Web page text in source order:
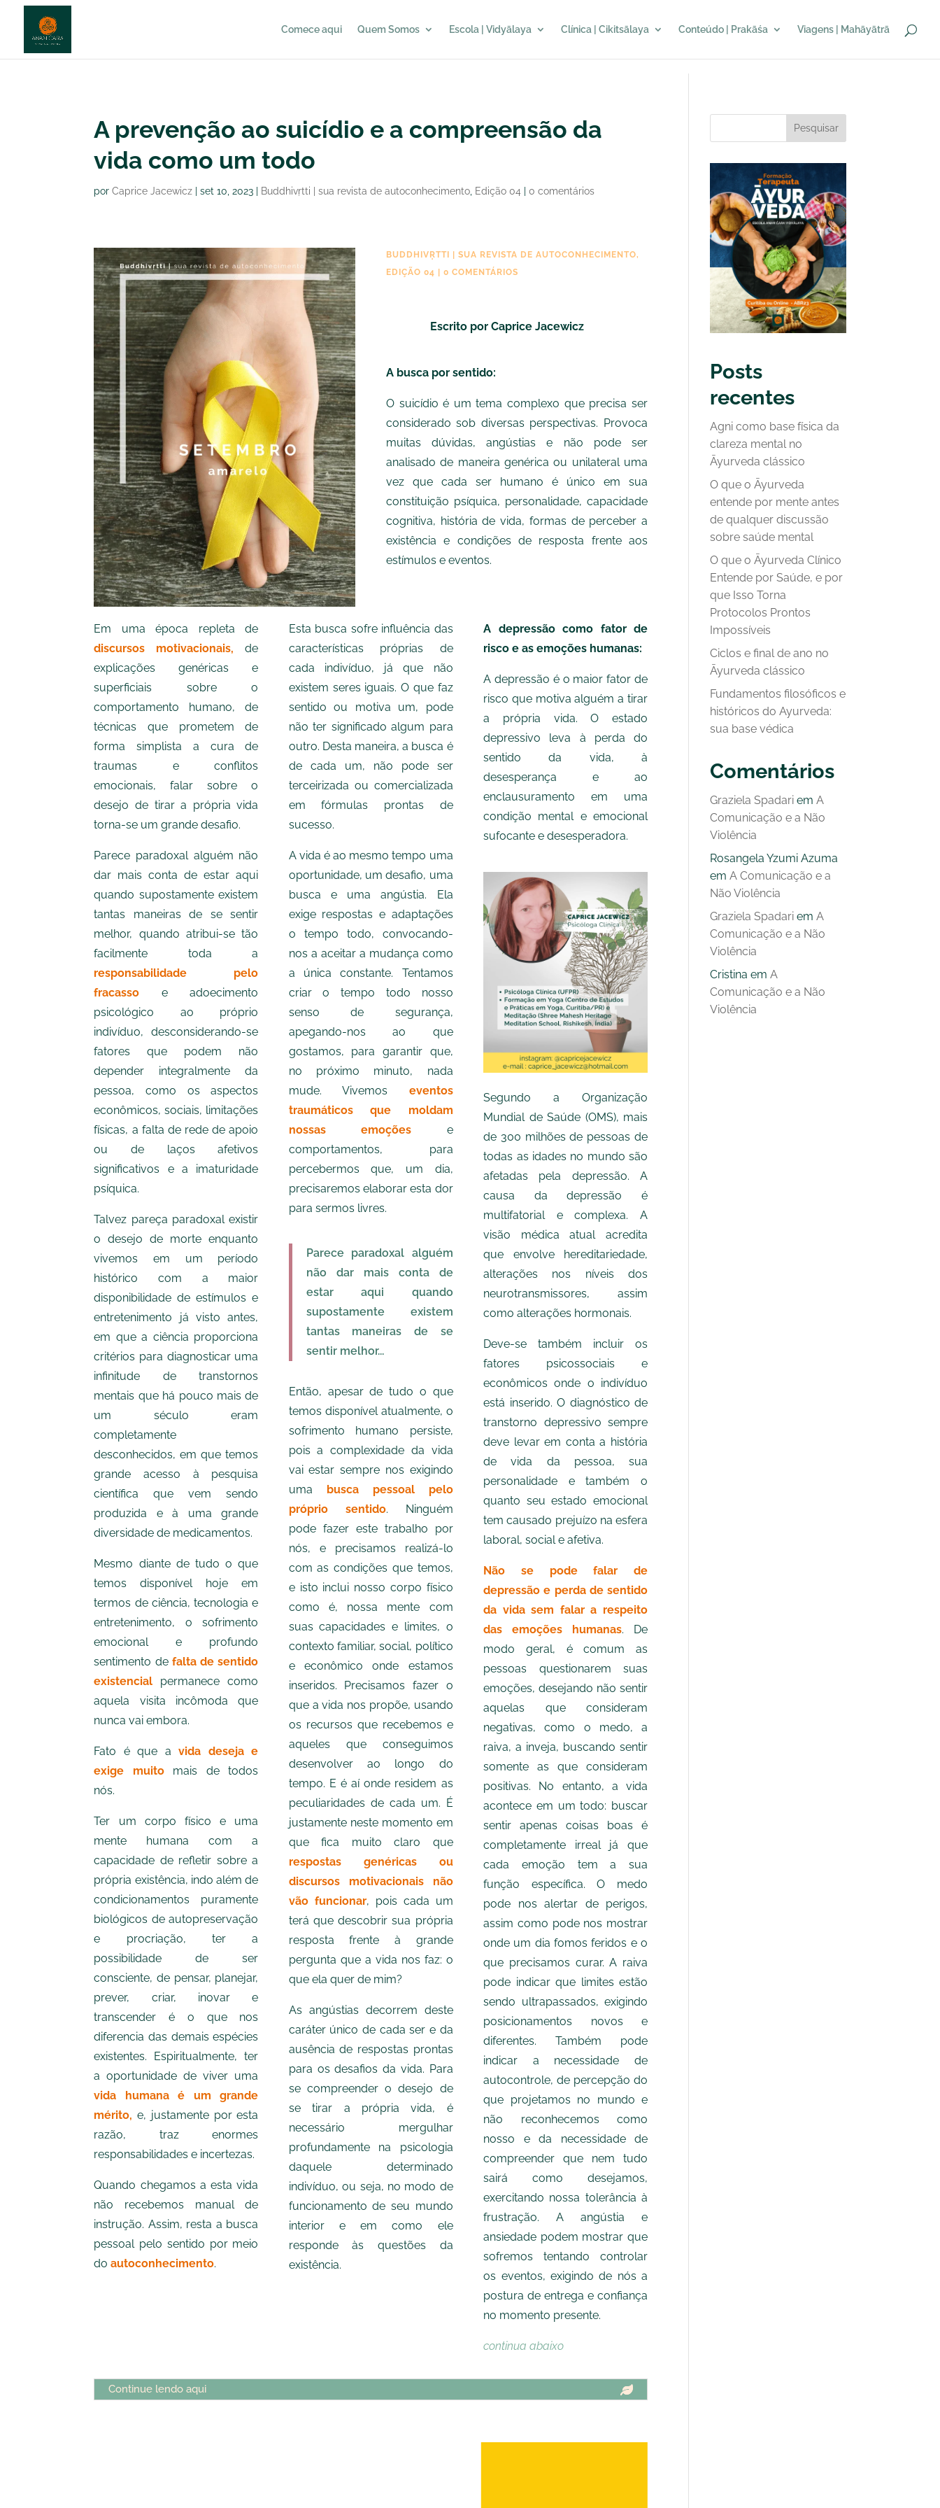
http://anamcara.com.br
Comece aqui Quem Somos Escola | Vidyālaya Clínica | Cikitsālaya Conteúdo | Prakāśa Viagens | Mahāyātrā
A prevenção ao suicídio e a compreensão da
vida como um todo
porCaprice Jacewicz |set 10, 2023 Buddhivṛtti | sua revista de autoconhecimento Edição 04 |0 comentários
BUDDHIVṚTTI | SUA REVISTA DE AUTOCONHECIMENTO,
EDIÇÃO 04
0 COMENTÁRIOS
Escrito por Caprice Jacewicz
A busca por sentido:
O suicídio é um tema complexo que precisa ser
considerado sob diversas perspectivas. Provoca
muitas dúvidas, angústias e não pode ser
analisado de maneira genérica ou unilateral uma
vez que cada ser humano é único em sua
constituição psíquica, personalidade, capacidade
cognitiva, história de vida, formas de perceber a
existência e condições de resposta frente aos
estímulos e eventos.
Em uma época repleta de
discursos motivacionais, de
explicações genéricas e
superficiais sobre o
comportamento humano, de
técnicas que prometem de
forma simplista a cura de
traumas e conflitos
emocionais, falar sobre o
desejo de tirar a própria vida
torna-se um grande desafio.
Parece paradoxal alguém não
dar mais conta de estar aqui
quando supostamente existem
tantas maneiras de se sentir
melhor, quando atribui-se tão
facilmente toda a
responsabilidade pelo
fracasso
e adoecimento
psicológico ao próprio
indivíduo, desconsiderando-se
fatores que podem não
depender integralmente da
pessoa, como os aspectos
econômicos, sociais, limitações
físicas, a falta de rede de apoio
ou de laços afetivos
significativos e a imaturidade
psíquica.
Talvez pareça paradoxal existir
o desejo de morte enquanto
vivemos em um período
histórico com a maior
disponibilidade de estímulos e
entretenimento já visto antes,
em que a ciência proporciona
critérios para diagnosticar uma
infinitude de transtornos
mentais que há pouco mais de
um século eram
completamente
desconhecidos, em que temos
grande acesso à pesquisa
científica que vem sendo
produzida e à uma grande
diversidade de medicamentos.
Mesmo diante de tudo o que
temos disponível hoje em
termos de ciência, tecnologia e
entretenimento, o sofrimento
emocional e profundo
sentimento de falta de sentido
existencial permanece como
aquela visita incômoda que
nunca vai embora.
Fato é que avida deseja e
exige muitomais de todos
nós.
Ter um corpo físico e uma
mente humana com a
capacidade de refletir sobre a
própria existência, indo além de
condicionamentos puramente
biológicos de autopreservação
e procriação, ter a
possibilidade de ser
consciente, de pensar, planejar,
prever, criar, inovar e
transcender é o que nos
diferencia das demais espécies
existentes. Espiritualmente, ter
a oportunidade de viver uma
vida humana é um grande
mérito, e, justamente por esta
razão, traz enormes
responsabilidades e incertezas.
Quando chegamos a esta vida
não recebemos manual de
instrução. Assim, resta a busca
pessoal pelo sentido por meio
doautoconhecimento.
Esta busca sofre influência das
características próprias de
cada indivíduo, já que não
existem seres iguais. O que faz
sentido ou motiva um, pode
não ter significado algum para
outro. Desta maneira, a busca é
de cada um, não pode ser
terceirizada ou comercializada
em fórmulas prontas de
sucesso.
A vida é ao mesmo tempo uma
oportunidade, um desafio, uma
busca e uma angústia. Ela
exige respostas e adaptações
o tempo todo, convocando-
nos a aceitar a mudança como
a única constante. Tentamos
criar o tempo todo nosso
senso de segurança,
apegando-nos ao que
gostamos, para garantir que,
no próximo minuto, nada
mude. Vivemos eventos
traumáticos que moldam
nossas emoções e
comportamentos, para
percebermos que, um dia,
precisaremos elaborar esta dor
para sermos livres.
Parece paradoxal alguém
não dar mais conta de
estar aqui quando
supostamente existem
tantas maneiras de se
sentir melhor...
Então, apesar de tudo o que
temos disponível atualmente, o
sofrimento humano persiste,
pois a complexidade da vida
vai estar sempre nos exigindo
uma busca pessoal pelo
próprio sentido. Ninguém
pode fazer este trabalho por
nós, e precisamos realizá-lo
com as condições que temos,
e isto inclui nosso corpo físico
como é, nossa mente com
suas capacidades e limites, o
contexto familiar, social, político
e econômico onde estamos
inseridos. Precisamos fazer o
que a vida nos propõe, usando
os recursos que recebemos e
aqueles que conseguimos
desenvolver ao longo do
tempo. E é aí onde residem as
peculiaridades de cada um. É
justamente neste momento em
que fica muito claro que
respostas genéricas ou
discursos motivacionais não
vão funcionar, pois cada um
terá que descobrir sua própria
resposta frente à grande
pergunta que a vida nos faz: o
que ela quer de mim?
As angústias decorrem deste
caráter único de cada ser e da
ausência de respostas prontas
para os desafios da vida. Para
se compreender o desejo de
se tirar a própria vida, é
necessário mergulhar
profundamente na psicologia
daquele determinado
indivíduo, ou seja, no modo de
funcionamento de seu mundo
interior e em como ele
responde às questões da
existência.
A depressão como fator de
risco e as emoções humanas:
A depressão é o maior fator de
risco que motiva alguém a tirar
a própria vida. O estado
depressivo leva à perda do
sentido da vida, à
desesperança e ao
enclausuramento em uma
condição mental e emocional
sufocante e desesperadora.
Segundo a Organização
Mundial de Saúde (OMS), mais
de 300 milhões de pessoas de
todas as idades no mundo são
afetadas pela depressão. A
causa da depressão é
multifatorial e complexa. A
visão médica atual acredita
que envolve hereditariedade,
alterações nos níveis dos
neurotransmissores, assim
como alterações hormonais.
Deve-se também incluir os
fatores psicossociais e
econômicos onde o indivíduo
está inserido. O diagnóstico de
transtorno depressivo sempre
deve levar em conta a história
de vida da pessoa, sua
personalidade e também o
quanto seu estado emocional
tem causado prejuízo na esfera
laboral, social e afetiva.
Não se pode falar de
depressão e perda de sentido
da vida sem falar a respeito
das emoções humanas. De
modo geral, é comum as
pessoas questionarem suas
emoções, desejando não sentir
aquelas que consideram
negativas, como o medo, a
raiva, a inveja, buscando sentir
somente as que consideram
positivas. No entanto, a vida
acontece em um todo: buscar
sentir apenas coisas boas é
completamente irreal já que
cada emoção tem a sua
função específica. O medo
pode nos alertar de perigos,
assim como pode nos mostrar
onde um dia fomos feridos e o
que precisamos curar. A raiva
pode indicar que limites estão
sendo ultrapassados, exigindo
posicionamentos novos e
diferentes. Também pode
indicar a necessidade de
autocontrole, de percepção do
que projetamos no mundo e
não reconhecemos como
nosso e da necessidade de
compreender que nem tudo
sairá como desejamos,
exercitando nossa tolerância à
frustração. A angústia e
ansiedade podem mostrar que
sofremos tentando controlar
os eventos, exigindo de nós a
postura de entrega e confiança
no momento presente.
continua abaixo
Continue lendo aqui
Pesquisar
Posts
recentes
Agni como base física da
clareza mental no
Āyurveda clássico
O que o Āyurveda
entende por mente antes
de qualquer discussão
sobre saúde mental
O que o Āyurveda Clínico
Entende por Saúde, e por
que Isso Torna
Protocolos Prontos
Impossíveis
Ciclos e final de ano no
Āyurveda clássico
Fundamentos filosóficos e
históricos do Ayurveda:
sua base védica
Comentários
Graziela Spadari emA
Comunicação e a Não
Violência
Rosangela Yzumi Azuma
emA Comunicação e a
Não Violência
Graziela Spadari emA
Comunicação e a Não
Violência
Cristina emA
Comunicação e a Não
Violência